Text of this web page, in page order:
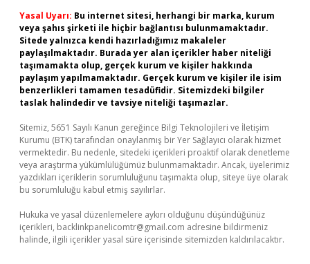
Yasal Uyarı: Bu internet sitesi, herhangi bir marka, kurum
veya şahıs şirketi ile hiçbir bağlantısı bulunmamaktadır.
Sitede yalnızca kendi hazırladığımız makaleler
paylaşılmaktadır. Burada yer alan içerikler haber niteliği
taşımamakta olup, gerçek kurum ve kişiler hakkında
paylaşım yapılmamaktadır. Gerçek kurum ve kişiler ile isim
benzerlikleri tamamen tesadüfidir. Sitemizdeki bilgiler
taslak halindedir ve tavsiye niteliği taşımazlar.
Sitemiz, 5651 Sayılı Kanun gereğince Bilgi Teknolojileri ve İletişim
Kurumu (BTK) tarafından onaylanmış bir Yer Sağlayıcı olarak hizmet
vermektedir. Bu nedenle, sitedeki içerikleri proaktif olarak denetleme
veya araştırma yükümlülüğümüz bulunmamaktadır. Ancak, üyelerimiz
yazdıkları içeriklerin sorumluluğunu taşımakta olup, siteye üye olarak
bu sorumluluğu kabul etmiş sayılırlar.
Hukuka ve yasal düzenlemelere aykırı olduğunu düşündüğünüz
içerikleri, backlinkpanelicomtr@gmail.com adresine bildirmeniz
halinde, ilgili içerikler yasal süre içerisinde sitemizden kaldırılacaktır.